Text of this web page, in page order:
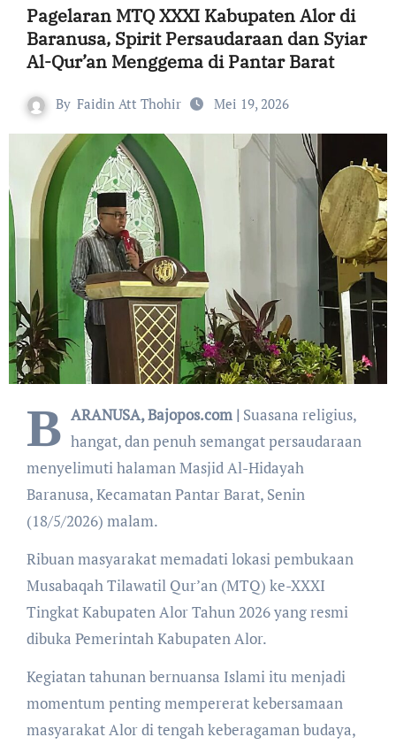
Pagelaran MTQ XXXI Kabupaten Alor di
Baranusa, Spirit Persaudaraan dan Syiar
Al-Qur’an Menggema di Pantar Barat
By Faidin Att Thohir Mei 19, 2026
B ARANUSA, Bajopos.com | Suasana religius,
hangat, dan penuh semangat persaudaraan
menyelimuti halaman Masjid Al-Hidayah
Baranusa, Kecamatan Pantar Barat, Senin
(18/5/2026) malam.
Ribuan masyarakat memadati lokasi pembukaan
Musabaqah Tilawatil Qur’an (MTQ) ke-XXXI
Tingkat Kabupaten Alor Tahun 2026 yang resmi
dibuka Pemerintah Kabupaten Alor.
Kegiatan tahunan bernuansa Islami itu menjadi
momentum penting mempererat kebersamaan
masyarakat Alor di tengah keberagaman budaya,